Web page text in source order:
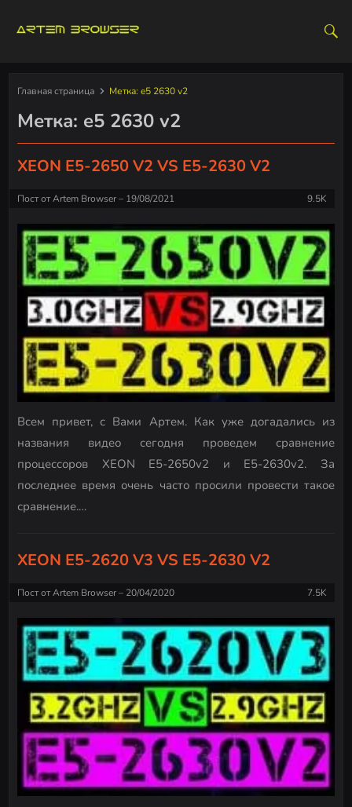
Главная страница Метка:e5 2630 v2
Метка: e5 2630 v2
XEON E5-2650 V2 VS E5-2630 V2
Пост отArtem Browser 19/08/2021 9.5K
Всем привет, с Вами Артем. Как уже догадались из
названия видео сегодня проведем сравнение
процессоров XEON E5-2650v2 и E5-2630v2. За
последнее время очень часто просили провести такое
сравнение.…
XEON E5-2620 V3 VS E5-2630 V2
Пост отArtem Browser 20/04/2020 7.5K